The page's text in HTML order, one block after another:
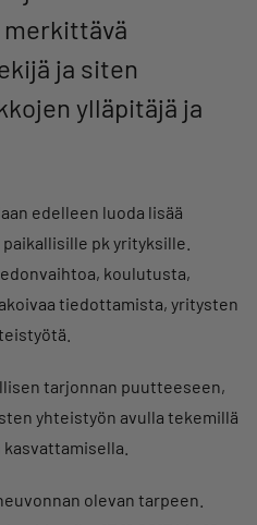
merkittävä
ja siten
ylläpitäjä ja
edelleen luoda lisää
pk yrityksille.
koulutusta,
tiedottamista, yritysten
tarjonnan puutteeseen,
yhteistyön avulla tekemillä
olevan tarpeen.